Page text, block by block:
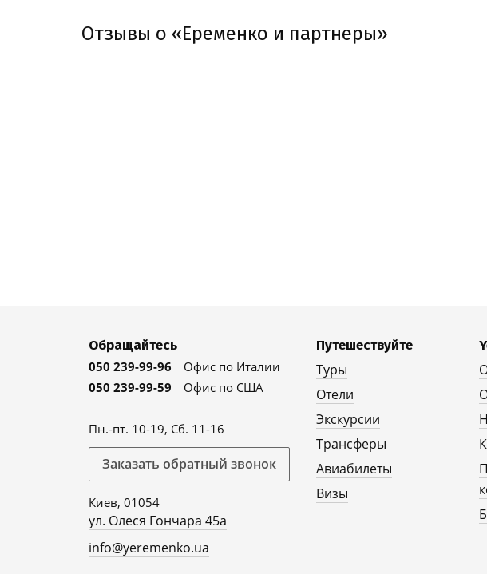
Отзывы о «Еременко и партнеры»
Обращайтесь
050 239-99-96
Офис по Италии
050 239-99-59
Офис по США
Пн.-пт. 10-19, Сб. 11-16
Заказать обратный звонок
Киев, 01054
ул. Олеся Гончара 45а
info@yeremenko.ua
Путешествуйте
Туры
Отели
Экскурсии
Трансферы
Авиабилеты
Визы